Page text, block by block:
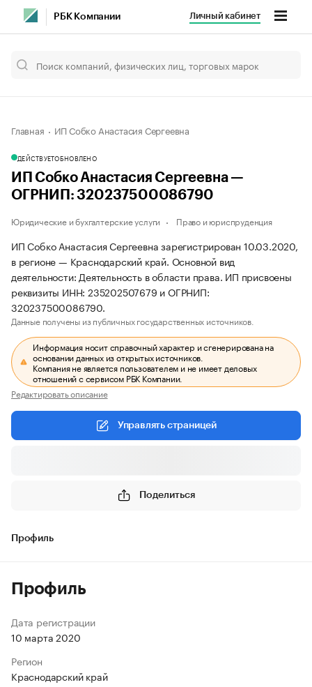
РБК Компании Личный кабинет
Главная ИП Собко Анастасия Сергеевна
ДЕЙСТВУЕТОБНОВЛЕНО
ИП Собко Анастасия Сергеевна —
ОГРНИП: 320237500086790
Юридические и бухгалтерские услуги Право и юриспруденция
ИП Собко Анастасия Сергеевна зарегистрирован 10.03.2020,
в регионе — Краснодарский край. Основной вид
деятельности: Деятельность в области права. ИП присвоены
реквизиты ИНН: 235202507679 и ОГРНИП:
320237500086790.
Данные получены из публичных государственных источников.
Информация носит справочный характер и сгенерирована на
основании данных из открытых источников.
Компания не является пользователем и не имеет деловых
отношений с сервисом РБК Компании.
Редактировать описание
Управлять страницей
Поделиться
Профиль
Профиль
Дата регистрации
10 марта 2020
Регион
Краснодарский край